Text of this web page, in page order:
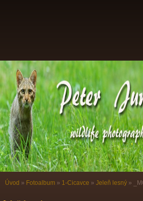
Úvod » Fotoalbum » 1-Cicavce » Jeleň lesný »